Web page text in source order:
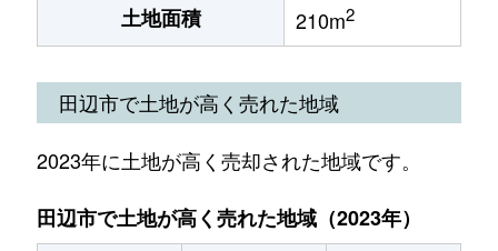
土地面積
210m2
田辺市で土地が高く売れた地域
2023年に土地が高く売却された地域です。
田辺市で土地が高く売れた地域（2023年）